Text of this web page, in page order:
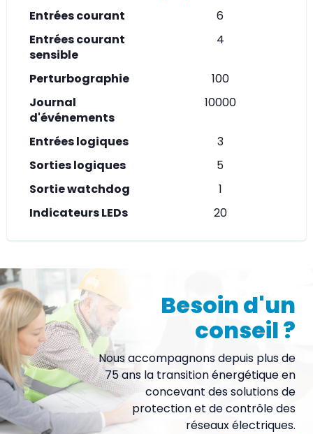
Entrées courant
6
Entrées courant
sensible
4
Perturbographie
100
Journal
d'événements
10000
Entrées logiques
3
Sorties logiques
5
Sortie watchdog
1
Indicateurs LEDs
20
Besoin d'un
conseil ?
Nous accompagnons depuis plus de
75 ans la transition énergétique en
concevant des solutions de
protection et de contrôle des
réseaux électriques.